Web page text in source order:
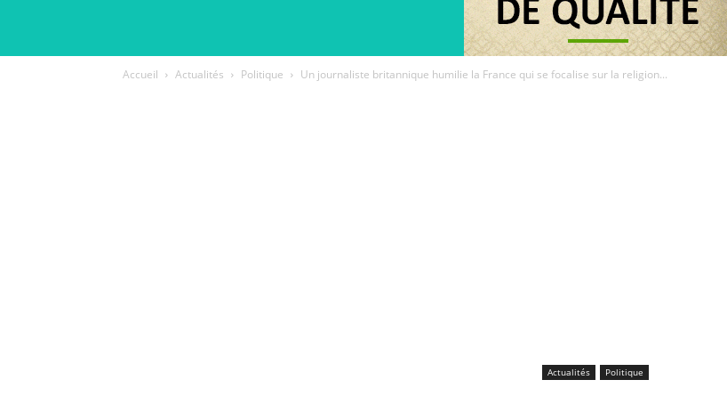
Accueil Actualités Politique Un journaliste britannique humilie la France qui se focalise sur la religion...
Actualités Politique